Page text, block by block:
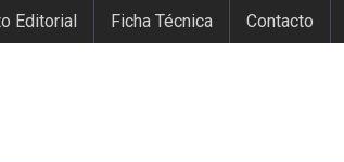
Editorial Ficha Técnica Contacto